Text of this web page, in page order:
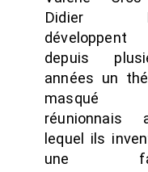
Didier
développent
depuis
années un
masqué
réunionnais
lequel ils
une